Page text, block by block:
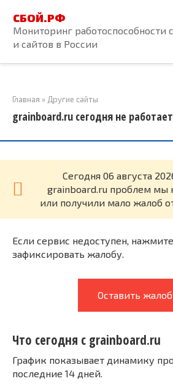
контенту
СБОЙ.РФ
Мониторинг работоспособности
и сайтов в России
Главная » Другие сайты
grainboard.ru сегодня не
Cегодня 06 августа
grainboard.ru проблем мы
или получили мало жалоб
Если сервис недоступен,
зафиксировать жалобу.
Оставить
Что сегодня с grainboard.ru
График показывает динамику
последние 14 дней.